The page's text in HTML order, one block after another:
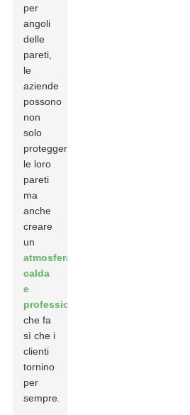
per
angoli
delle
pareti,
le
aziende
possono
non
solo
proteggere
le loro
pareti
ma
anche
creare
un
atmosfera
calda
e
professionale
che fa
sì che i
clienti
tornino
per
sempre.